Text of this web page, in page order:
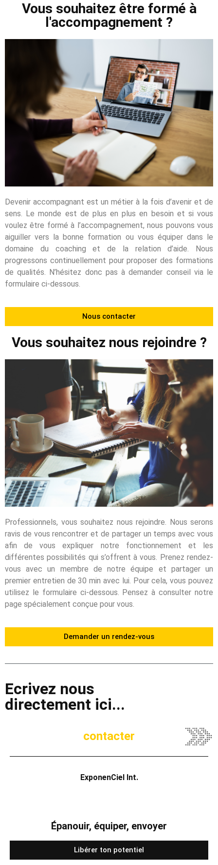
Vous souhaitez être formé à
l'accompagnement ?
Devenir accompagnant est un métier à la fois d’avenir et de
sens. Le monde est de plus en plus en besoin et si vous
voulez être formé à l’accompagnement, nous pouvons vous
aiguiller vers la bonne formation ou vous équiper dans le
domaine du coaching et de la relation d’aide. Nous
progressons continuellement pour proposer des formations
de qualités. N’hésitez donc pas à demander conseil via le
formulaire ci-dessous.
Nous contacter
Vous souhaitez nous rejoindre ?
Professionnels, vous souhaitez nous rejoindre. Nous serons
ravis de vous rencontrer et de partager un temps avec vous
afin de vous expliquer notre fonctionnement et les
différentes possibilités qui s’offrent à vous. Prenez rendez-
vous avec un membre de notre équipe et partager un
premier entretien de 30 min avec lui. Pour cela, vous pouvez
utilisez le formulaire ci-dessous. Pensez à consulter notre
page spécialement conçue pour vous.
Demander un rendez-vous
Ecrivez nous
directement ici...
contacter
ExponenCiel Int.
Épanouir, équiper, envoyer
Libérer ton potentiel